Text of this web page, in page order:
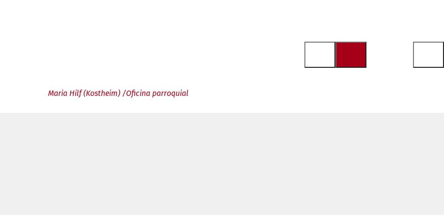
Maria Hilf (Kostheim) /Oficina parroquial